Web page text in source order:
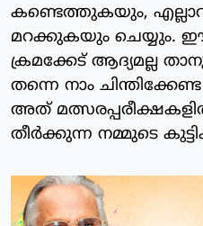
കണ്ടെത്തുകയും,
മറക്കുകയും ചെയ്യും.
ക്രമക്കേട് ആദ്യമല്ല
തന്നെ നാം
അത്
തീർക്കുന്ന നമ്മുടെ